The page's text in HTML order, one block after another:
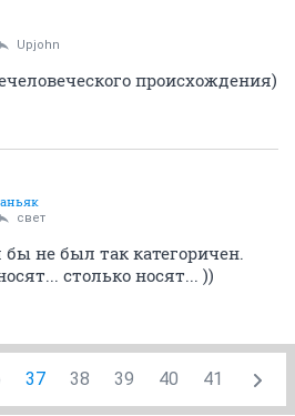
Upjohn
происхождения)
свет
не был так категоричен.
столько носят... ))
37 38 39 40 41